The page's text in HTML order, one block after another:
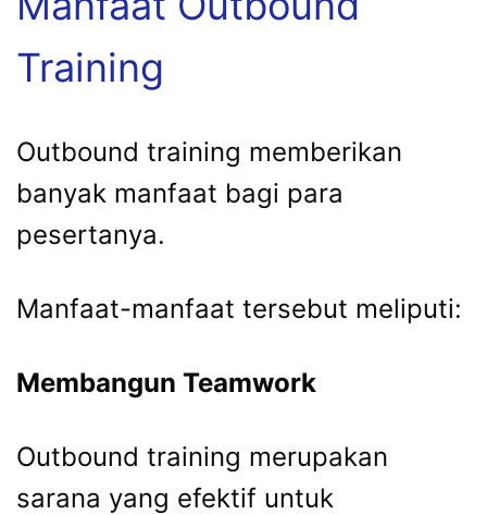
Training
Outbound training memberikan
banyak manfaat bagi para
pesertanya.
Manfaat-manfaat tersebut meliputi:
Membangun Teamwork
Outbound training merupakan
sarana yang efektif untuk